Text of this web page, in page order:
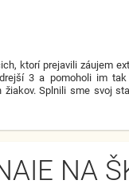
ktorí prejavili záujem
3 a pomoholi im tak
žiakov. Splnili sme svoj
NA